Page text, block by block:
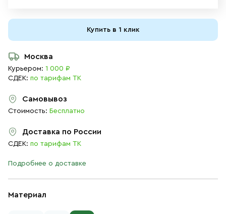
Материал
Купить в 1 клик
Москва
Курьером: 1 000 ₽
СДЕК: по тарифам ТК
Самовывоз
Стоимость: Бесплатно
Доставка по России
СДЕК: по тарифам ТК
Подробнее о доставке